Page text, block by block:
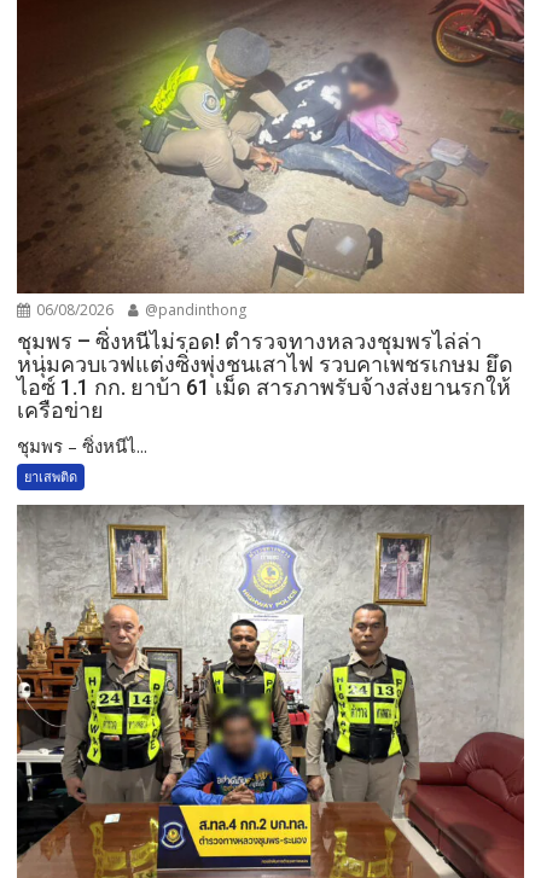
06/08/2026 @pandinthong
ชุมพร – ซิ่งหนีไม่รอด! ตำรวจทางหลวงชุมพรไล่ล่า
หนุ่มควบเวฟแต่งซิ่งพุ่งชนเสาไฟ รวบคาเพชรเกษม ยึด
ไอซ์ 1.1 กก. ยาบ้า 61 เม็ด สารภาพรับจ้างส่งยานรกให้
เครือข่าย
ชุมพร – ซิ่งหนีไ...
ยาเสพติด